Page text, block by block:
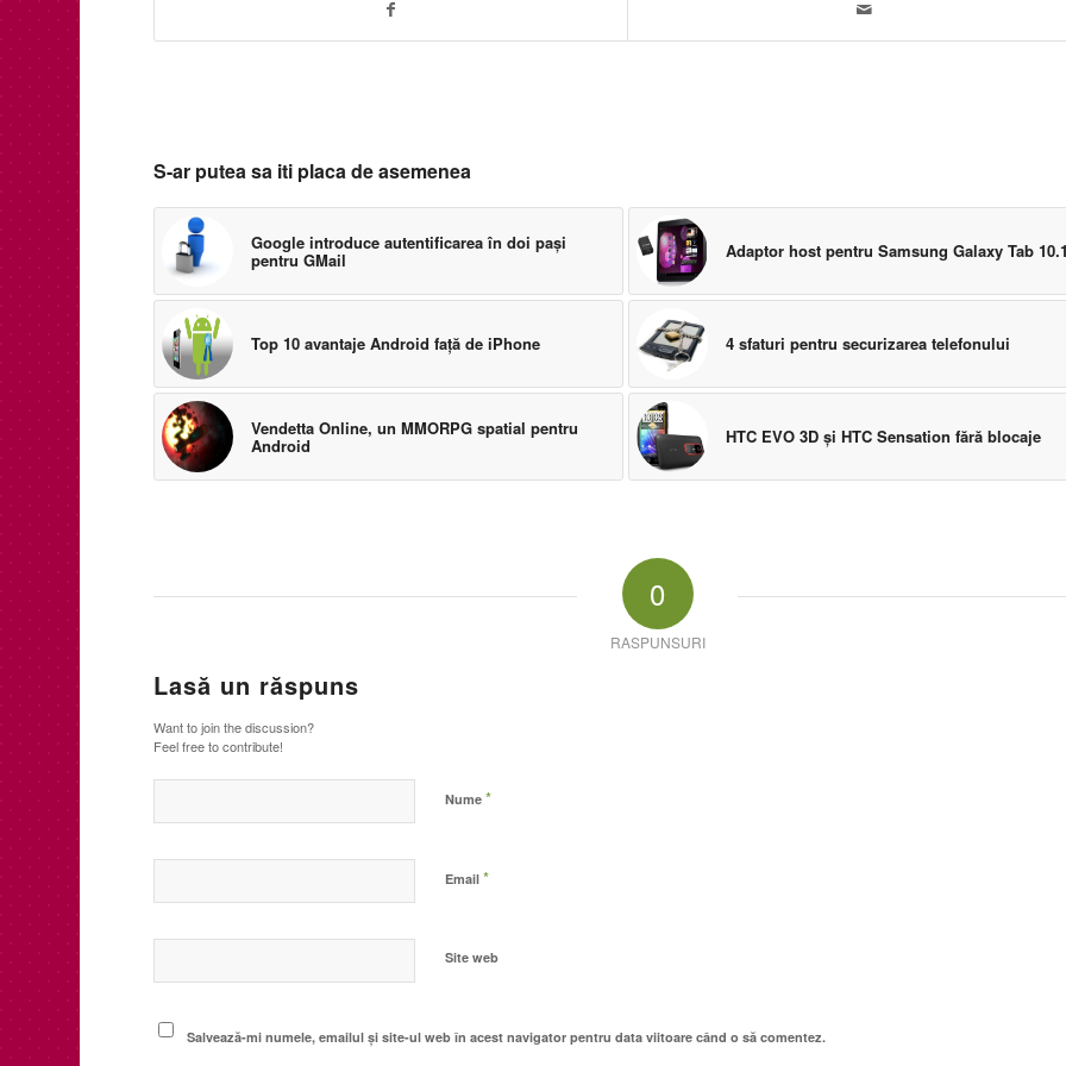
S-ar putea sa iti placa de asemenea
Google introduce autentificarea în doi paşi
pentru GMail Adaptor host pentru Samsung Galaxy Tab
Top 10 avantaje Android faţă de iPhone 4 sfaturi pentru securizarea telefonului
Vendetta Online, un MMORPG spatial pentru
Android HTC EVO 3D şi HTC Sensation fără blocaje
0
RASPUNSURI
Lasă un răspuns
Want to join the discussion?
Feel free to contribute!
Nume*
Email*
Site web
Salvează-mi numele, emailul și site-ul web în acest navigator pentru data viitoare când o să comentez.